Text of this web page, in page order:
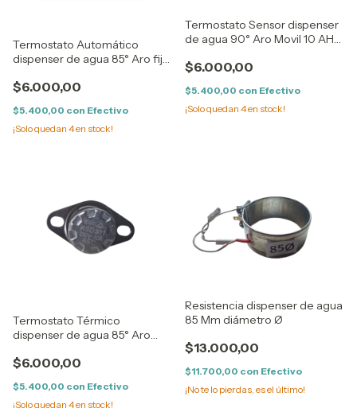
Termostato Automático
dispenser de agua 85° Aro fijo
$6.000,00
$5.400,00 con Efectivo
¡Solo quedan 4en stock!
Termostato Sensor dispenser
de agua 90° Aro Movil 10 AH
$6.000,00
$5.400,00 con Efectivo
¡Solo quedan 4en stock!
Termostato Térmico
dispenser de agua 85° Aro
$6.000,00
$5.400,00 con Efectivo
¡Solo quedan 4en stock!
Resistencia dispenser de agua
85 Mm diámetro Ø
$13.000,00
$11.700,00 con Efectivo
¡No te lo pierdas, es el último!